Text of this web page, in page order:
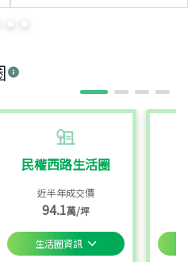
民權西路生活圈
近半年成交價
94.1萬/坪
生活圈資訊